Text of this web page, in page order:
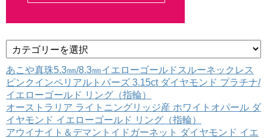
テ
ゴ
リ
ー
あこや真珠5.3㎜/8.3㎜イエローゴールドスルーネックレス
ピンクインペリアルトパーズ 3.15ct ダイヤモンド プラチナ/
イエローゴールド リング（指輪）
オーストラリア ライトニングリッジ産 ホワイトオパール ダ
イヤモンド イエローゴールド リング（指輪）
アウイナイト＆デマントイドガーネット ダイヤモンド イエ